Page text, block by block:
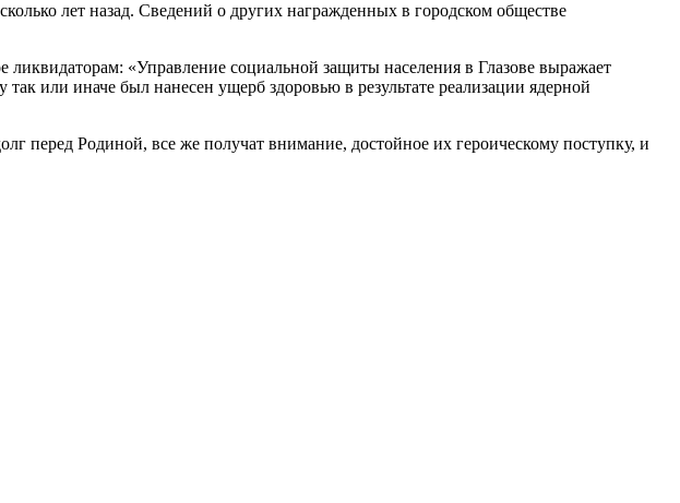
лет назад. Сведений о других награжденных в городском обществе
«Управление социальной защиты населения в Глазове выражает
или иначе был нанесен ущерб здоровью в результате реализации ядерной
перед Родиной, все же получат внимание, достойное их героическому поступку, и